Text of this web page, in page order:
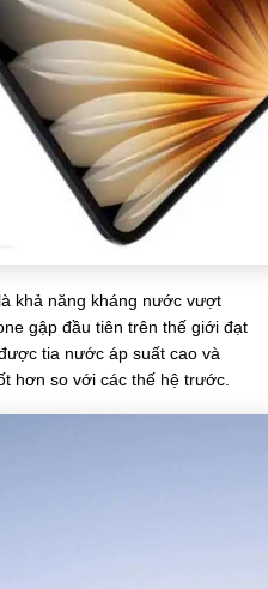
khả năng kháng nước vượt
gập đầu tiên trên thế giới đạt
tia nước áp suất cao và
hơn so với các thế hệ trước.